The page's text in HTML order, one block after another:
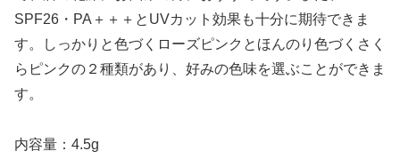
SPF26・PA＋＋＋とUVカット効果も十分に期待できま
す。しっかりと色づくローズピンクとほんのり色づくさく
らピンクの２種類があり、好みの色味を選ぶことができま
す。
内容量：4.5g